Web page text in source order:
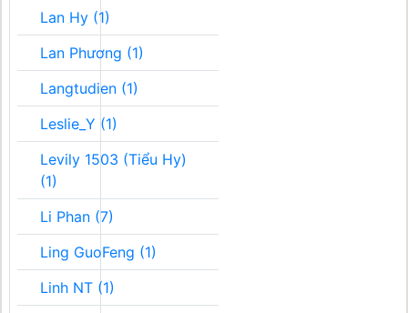
Lan Hy (1)
Lan Phương (1)
Langtudien (1)
Leslie_Y (1)
Levily 1503 (Tiểu Hy)
(1)
Li Phan (7)
Ling GuoFeng (1)
Linh NT (1)